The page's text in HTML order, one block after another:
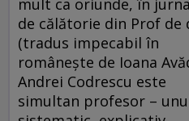
mult ca oriunde, în
de călătorie din Prof de
(tradus impecabil în
româneşte de Ioana
Andrei Codrescu este
simultan profesor –